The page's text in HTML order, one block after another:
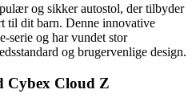
og sikker autostol, der tilbyder
til dit barn. Denne innovative
serie og har vundet stor
og brugervenlige design.
Cybex Cloud Z